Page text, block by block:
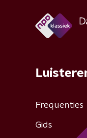
Frequenties
Gids